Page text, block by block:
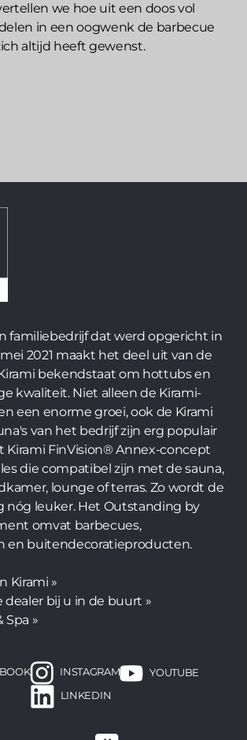
we hoe uit een doos vol
in een oogwenk de barbecue
altijd heeft gewenst.
familiebedrijf dat werd opgericht in
mei 2021 maakt het deel uit van de
bekendstaat om hottubs en
kwaliteit. Niet alleen de Kirami-
een enorme groei, ook de Kirami
van het bedrijf zijn erg populair
Kirami FinVision® Annex-concept
die compatibel zijn met de sauna,
lounge of terras. Zo wordt de
nóg leuker. Het Outstanding by
omvat barbecues,
en buitendecoratieproducten.
Kirami »
dealer bij u in de buurt »
Spa »
INSTAGRAM
YOUTUBE
LINKEDIN